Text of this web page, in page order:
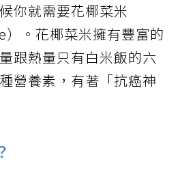
你就需要花椰菜米
）。花椰菜米擁有豐富的
跟熱量只有白米飯的六
營養素，有著「抗癌神